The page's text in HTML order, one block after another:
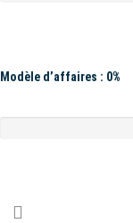
Modèle d’affaires : 0%